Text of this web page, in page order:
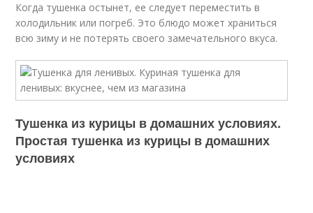
Когда тушенка остынет, ее следует переместить в
холодильник или погреб. Это блюдо может храниться
всю зиму и не потерять своего замечательного вкуса.
Тушенка из курицы в домашних условиях.
Простая тушенка из курицы в домашних
условиях